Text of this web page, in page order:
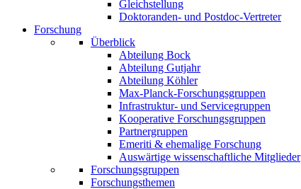
Gleichstellung
Doktoranden- und Postdoc-Vertreter
Forschung
Überblick
Abteilung Bock
Abteilung Gutjahr
Abteilung Köhler
Max-Planck-Forschungsgruppen
Infrastruktur- und Servicegruppen
Kooperative Forschungsgruppen
Partnergruppen
Emeriti & ehemalige Forschung
Auswärtige wissenschaftliche Mitglieder
Forschungsgruppen
Forschungsthemen